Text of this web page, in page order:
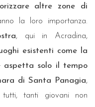
altre zone di
la loro importanza.
, qui in Acradina,
esistenti come la
aspetta solo il tempo
di Santa Panagia,
tanti giovani non